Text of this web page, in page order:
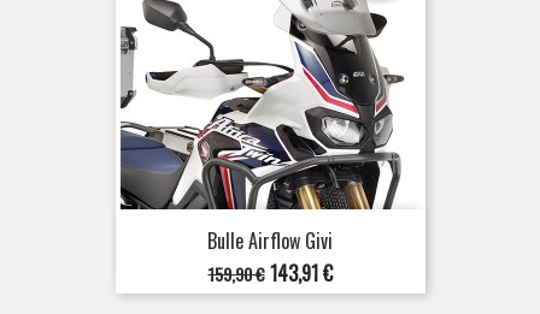
Bulle Airflow Givi
Prix
de
159,90 € Prix
143,91 €